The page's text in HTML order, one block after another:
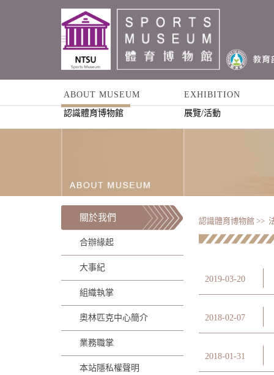
ABOUT MUSEUM
認識體育博物館
EXHIBITION
展覽/活動
關於我們
合辦緣起
大事紀
組織執掌
奧林匹克中心簡介
業務職掌
本站隱私權聲明
認識體育博物館 >>
2019-03-20
2018-02-07
2018-01-31